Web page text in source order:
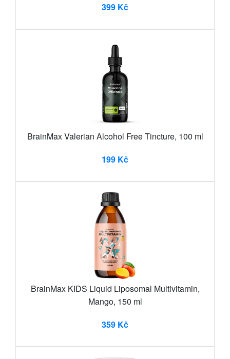
399 Kč
BrainMax Valerian Alcohol Free Tincture, 100 ml
199 Kč
BrainMax KIDS Liquid Liposomal Multivitamin,
Mango, 150 ml
359 Kč